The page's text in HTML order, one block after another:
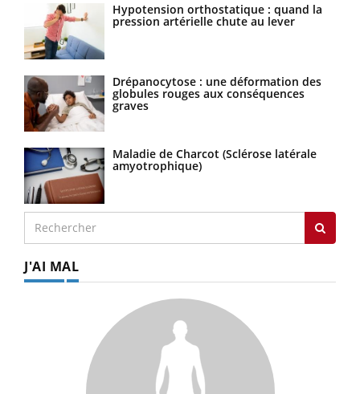
Hypotension orthostatique : quand la
pression artérielle chute au lever
Drépanocytose : une déformation des
globules rouges aux conséquences
graves
Maladie de Charcot (Sclérose latérale
amyotrophique)
J'AI MAL